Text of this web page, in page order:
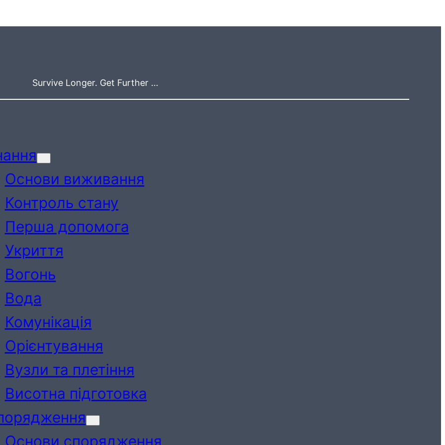
Survive Longer. Get Further …
Основи виживання
Контроль стану
Перша допомога
Укриття
Вогонь
Вода
Комунікація
Орієнтування
Вузли та плетіння
Висотна підготовка
Основи спорядження